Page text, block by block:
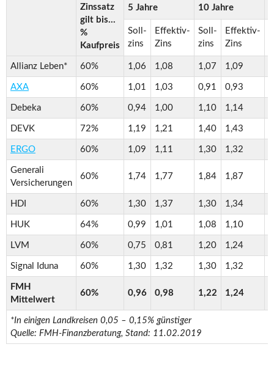
Zinssatz
gilt bis…
%
Kaufpreis
5 Jahre 10 Jahre
Soll-
zins
Effektiv-
Zins
Soll-
zins
Effektiv-
Zins
Allianz Leben* 60% 1,06 1,08 1,07 1,09
AXA 60% 1,01 1,03 0,91 0,93
Debeka 60% 0,94 1,00 1,10 1,14
DEVK 72% 1,19 1,21 1,40 1,43
ERGO 60% 1,09 1,11 1,30 1,32
Generali
Versicherungen
60% 1,74 1,77 1,84 1,87
HDI 60% 1,30 1,37 1,30 1,34
HUK 64% 0,99 1,01 1,08 1,10
LVM 60% 0,75 0,81 1,20 1,24
Signal Iduna 60% 1,30 1,32 1,30 1,32
FMH
Mittelwert
60% 0,96 0,98 1,22 1,24
*In einigen Landkreisen 0,05 – 0,15% günstiger
Quelle: FMH-Finanzberatung, Stand: 11.02.2019